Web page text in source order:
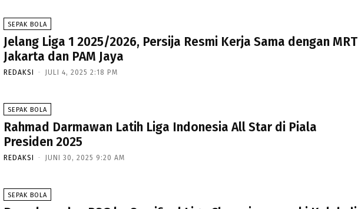
SEPAK BOLA
Jelang Liga 1 2025/2026, Persija Resmi Kerja Sama dengan MRT
Jakarta dan PAM Jaya
REDAKSI - JULI 4, 2025 2:18 PM
SEPAK BOLA
Rahmad Darmawan Latih Liga Indonesia All Star di Piala
Presiden 2025
REDAKSI - JUNI 30, 2025 9:20 AM
SEPAK BOLA